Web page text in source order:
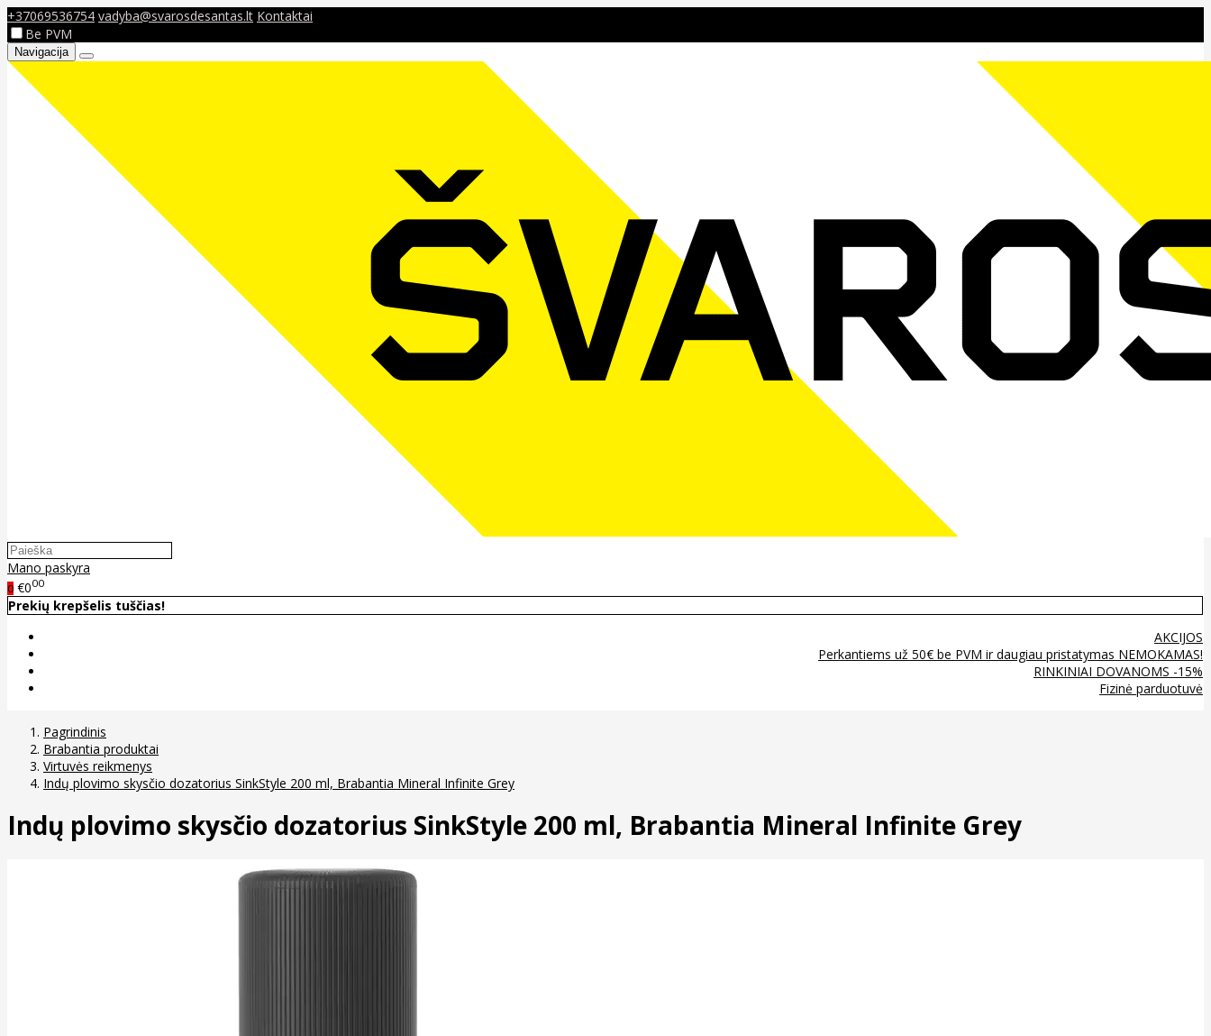
+37069536754 vadyba@svarosdesantas.lt Kontaktai
Be PVM
Navigacija
Mano paskyra
0 €000
Prekių krepšelis tuščias!
AKCIJOS
Perkantiems už 50€ be PVM ir daugiau pristatymas NEMOKAMAS!
RINKINIAI DOVANOMS -15%
Fizinė parduotuvė
Pagrindinis
Brabantia produktai
Virtuvės reikmenys
Indų plovimo skysčio dozatorius SinkStyle 200 ml, Brabantia Mineral Infinite Grey
Indų plovimo skysčio dozatorius SinkStyle 200 ml, Brabantia Mineral Infinite Grey